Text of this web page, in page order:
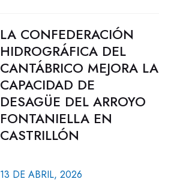
LA CONFEDERACIÓN
HIDROGRÁFICA DEL
CANTÁBRICO MEJORA LA
CAPACIDAD DE
DESAGÜE DEL ARROYO
FONTANIELLA EN
CASTRILLÓN
13 DE ABRIL, 2026